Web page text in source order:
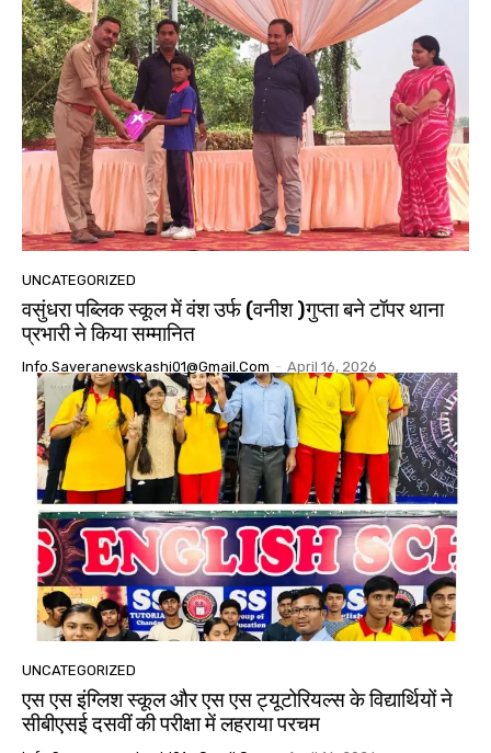
UNCATEGORIZED
वसुंधरा पब्लिक स्कूल में वंश उर्फ (वनीश )गुप्ता बने टॉपर थाना
प्रभारी ने किया सम्मानित
Info.saveranewskashi01@gmail.com - April 16, 2026
UNCATEGORIZED
एस एस इंग्लिश स्कूल और एस एस ट्यूटोरियल्स के विद्यार्थियों ने
सीबीएसई दसवीं की परीक्षा में लहराया परचम